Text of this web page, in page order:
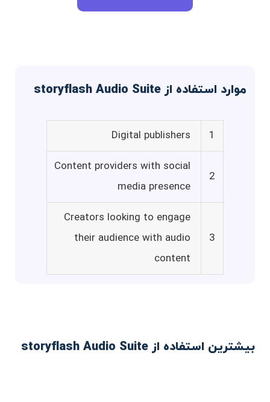
موارد استفاده از storyflash Audio Suite
1
Digital publishers
2
Content providers with social
media presence
3
Creators looking to engage
their audience with audio
content
بیشترین استفاده از storyflash Audio Suite